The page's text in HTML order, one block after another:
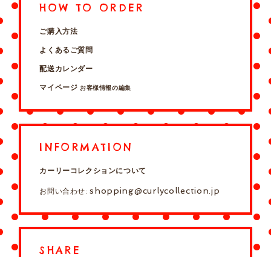
HOW TO ORDER
ご購入方法
よくあるご質問
配送カレンダー
マイページ お客様情報の編集
INFORMATION
カーリーコレクションについて
お問い合わせ:shopping@curlycollection.jp
SHARE